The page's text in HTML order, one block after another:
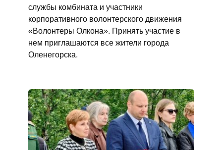
службы комбината и участники
корпоративного волонтерского движения
«Волонтеры Олкона». Принять участие в
нем приглашаются все жители города
Оленегорска.